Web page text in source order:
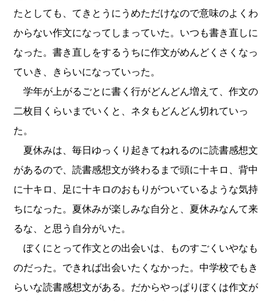
たとしても、てきとうにうめただけなので意味のよくわ
からない作文になってしまっていた。いつも書き直しに
なった。書き直しをするうちに作文がめんどくさくなっ
ていき、きらいになっていった。
学年が上がるごとに書く行がどんどん増えて、作文の
二枚目くらいまでいくと、ネタもどんどん切れていっ
た。
夏休みは、毎日ゆっくり起きてねれるのに読書感想文
があるので、読書感想文が終わるまで頭に十キロ、背中
に十キロ、足に十キロのおもりがついているような気持
ちになった。夏休みが楽しみな自分と、夏休みなんて来
るな、と思う自分がいた。
ぼくにとって作文との出会いは、ものすごくいやなも
のだった。できれば出会いたくなかった。中学校でもき
らいな読書感想文がある。だからやっぱりぼくは作文が